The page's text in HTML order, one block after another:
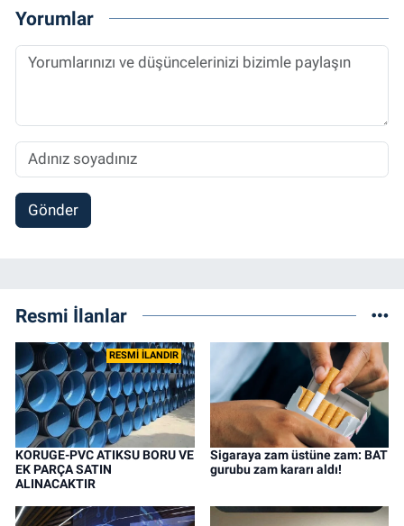
Spor, Sağlık ve Ekonomi Editörü olarak
sürdürmektedir.
Yorumlar
Gönder
Resmi İlanlar
RESMİ İLANDIR
KORUGE-PVC ATIKSU BORU VE
EK PARÇA SATIN
ALINACAKTIR
Sigaraya zam üstüne zam: BAT
gurubu zam kararı aldı!